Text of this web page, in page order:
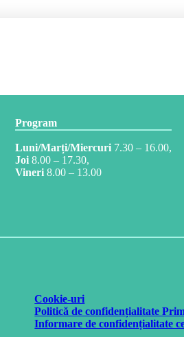
Program
Luni/Marți/Miercuri7.30 – 16.00,
Joi8.00 – 17.30,
Vineri8.00 – 13.00
Cookie-uri
Politică de confidențialitate
Informare de confidențialitate